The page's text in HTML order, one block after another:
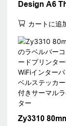
Design A6
Logistics
4x6配送ラベ
ーデスクト
ルプリンター
カートに追
Zy3310